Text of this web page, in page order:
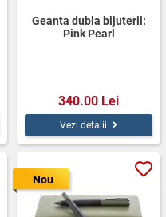
Geanta dubla bijuterii:
Pink Pearl
340.00 Lei
Vezi detalii
Nou